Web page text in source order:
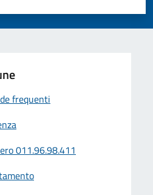
su 5
su 5
frequenti
011.96.98.411